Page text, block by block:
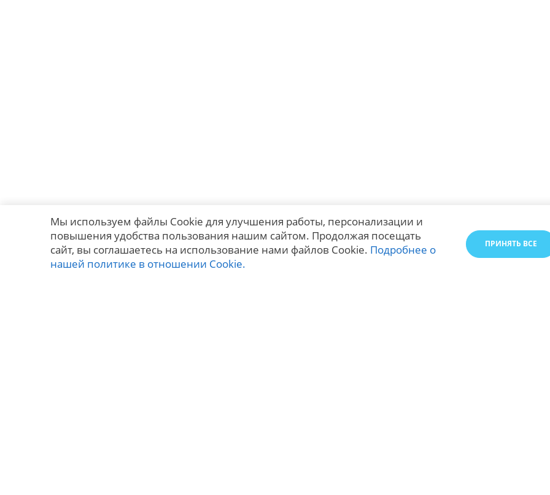
Мы используем файлы Cookie для улучшения работы, персонализации и
повышения удобства пользования нашим сайтом. Продолжая посещать
сайт, вы соглашаетесь на использование нами файлов Cookie. Подробнее о
нашей политике в отношении Cookie.
ПРИНЯТЬ ВСЕ